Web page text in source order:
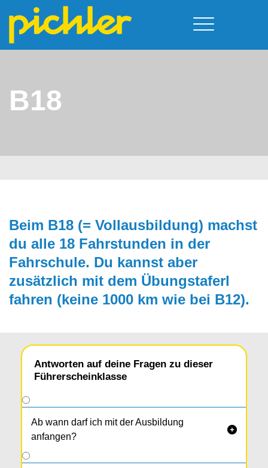
A - Scheine + Code 111
B - Scheine
Kursorte
Neufelden
Service
Kontakt
B18
Beim B18 (= Vollausbildung) machst
du alle 18 Fahrstunden in der
Fahrschule. Du kannst aber
zusätzlich mit dem Übungs­taferl
fahren (keine 1000 km wie bei B12).
Antworten auf deine Fragen zu dieser
Führerscheinklasse
Ab wann darf ich mit der Ausbildung
anfangen?
